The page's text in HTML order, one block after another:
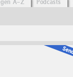
A-Z Podcasts